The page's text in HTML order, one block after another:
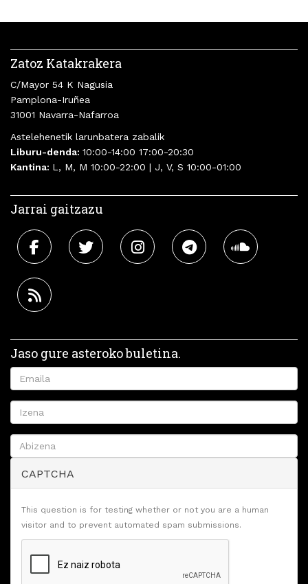
Zatoz Katakrakera
C/Mayor 54 K Nagusia
Pamplona-Iruñea
31001 Navarra-Nafarroa
Astelehenetik larunbatera zabalik
Liburu-denda: 10:00-14:00 17:00-20:30
Kantina: L, M, M 10:00-22:00 | J, V, S 10:00-01:00
Jarrai gaitzazu
Jaso gure asteroko buletina.
CAPTCHA
This question is for testing whether or not you are a human
visitor and to prevent automated spam submissions.